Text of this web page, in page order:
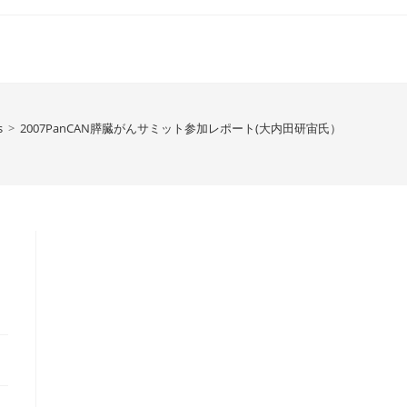
> 2007PanCAN膵臓がんサミット参加レポート(大内田研宙氏）